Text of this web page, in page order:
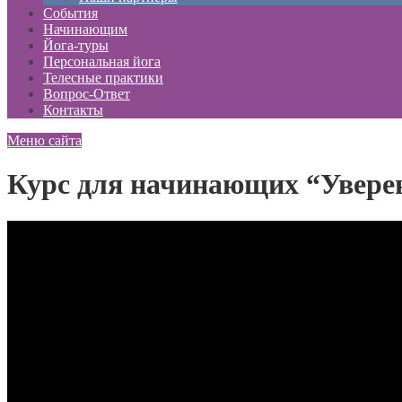
События
Начинающим
Йога-туры
Персональная йога
Телесные практики
Вопрос-Ответ
Контакты
Меню сайта
Курс для начинающих